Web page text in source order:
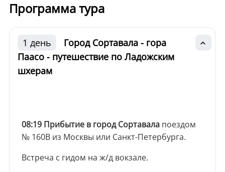
Программа тура
1 день
Город Сортавала - гора
Паасо - путешествие по Ладожским
шхерам
08:19 Прибытие в город Сортавалапоездом
№ 160В из Москвы или Санкт-Петербурга.
Встреча с гидом на ж/д вокзале.